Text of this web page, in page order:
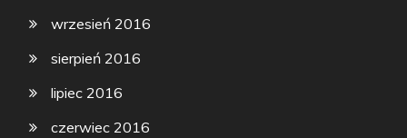
wrzesień 2016
sierpień 2016
lipiec 2016
czerwiec 2016